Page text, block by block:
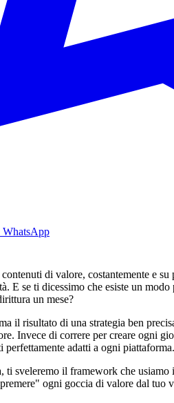
WhatsApp
di valore, costantemente e
E se ti dicessimo che esiste un
un mese?
il risultato di una strategia ben
Invece di correre per creare ogni
adatti a ogni piattaforma.
ti sveleremo il framework che
ogni goccia di valore dal tuo